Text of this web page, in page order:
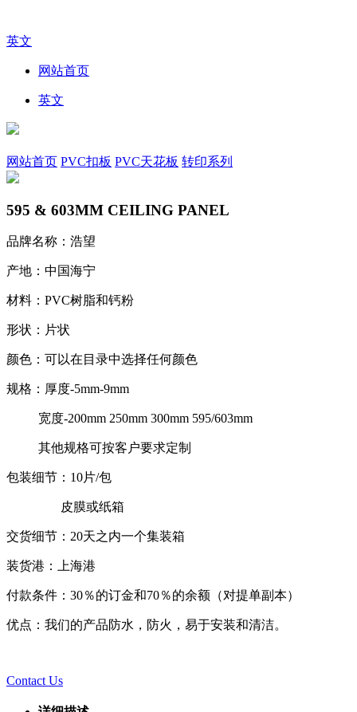
英文
网站首页
英文
网站首页 PVC扣板 PVC天花板 转印系列
595 & 603MM CEILING PANEL
品牌名称：浩望
产地：中国海宁
材料：PVC树脂和钙粉
形状：片状
颜色：可以在目录中选择任何颜色
规格：厚度-5mm-9mm
宽度-200mm 250mm 300mm 595/603mm
其他规格可按客户要求定制
包装细节：10片/包
皮膜或纸箱
交货细节：20天之内一个集装箱
装货港：上海港
付款条件：30％的订金和70％的余额（对提单副本）
优点：我们的产品防水，防火，易于安装和清洁。
Contact Us